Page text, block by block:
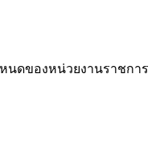
นดของหน่วยงานราชการ